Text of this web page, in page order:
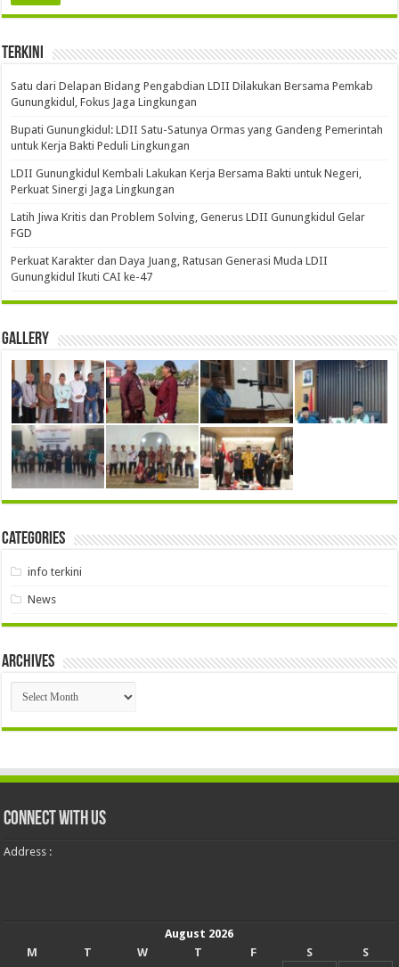
Terkini
Satu dari Delapan Bidang Pengabdian LDII Dilakukan Bersama Pemkab
Gunungkidul, Fokus Jaga Lingkungan
Bupati Gunungkidul: LDII Satu-Satunya Ormas yang Gandeng Pemerintah
untuk Kerja Bakti Peduli Lingkungan
LDII Gunungkidul Kembali Lakukan Kerja Bersama Bakti untuk Negeri,
Perkuat Sinergi Jaga Lingkungan
Latih Jiwa Kritis dan Problem Solving, Generus LDII Gunungkidul Gelar
FGD
Perkuat Karakter dan Daya Juang, Ratusan Generasi Muda LDII
Gunungkidul Ikuti CAI ke-47
Gallery
Categories
info terkini
News
Archives
Archives
Connect With Us
Address :
August 2026
M
T W T F S
S